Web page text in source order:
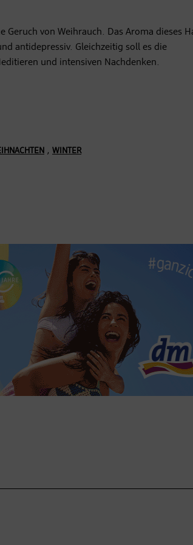
von Weihrauch. Das Aroma dieses
antidepressiv. Gleichzeitig soll es die
und intensiven Nachdenken.
, WINTER